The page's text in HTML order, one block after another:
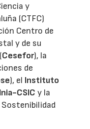
y
(CTFC)
Centro de
y de su
Cesefor), la
de
), el Instituto
CSIC y la
Sostenibilidad